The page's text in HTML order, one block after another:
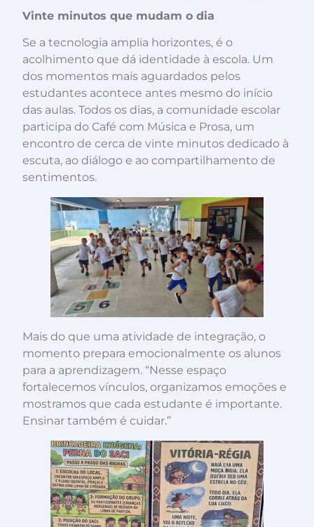
Vinte minutos que mudam o dia
Se a tecnologia amplia horizontes, é o
acolhimento que dá identidade à escola. Um
dos momentos mais aguardados pelos
estudantes acontece antes mesmo do início
das aulas. Todos os dias, a comunidade escolar
participa do Café com Música e Prosa, um
encontro de cerca de vinte minutos dedicado à
escuta, ao diálogo e ao compartilhamento de
sentimentos.
Mais do que uma atividade de integração, o
momento prepara emocionalmente os alunos
para a aprendizagem. “Nesse espaço
fortalecemos vínculos, organizamos emoções e
mostramos que cada estudante é importante.
Ensinar também é cuidar.”